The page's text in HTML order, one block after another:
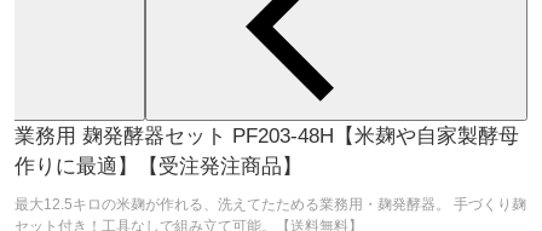
業務用 麹発酵器セット PF203-48H【米麹や自家製酵母
作りに最適】【受注発注商品】
最大12.5キロの米麹が作れる、洗えてたためる業務用・麹発酵器。 手づくり麹
セット付き！工具なしで組み立て可能。【送料無料】